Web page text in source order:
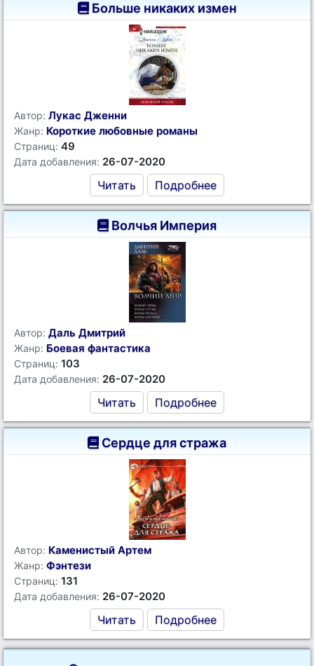
Больше никаких измен
Автор: Лукас Дженни
Жанр: Короткие любовные романы
Страниц: 49
Дата добавления: 26-07-2020
Читать Подробнее
Волчья Империя
Автор: Даль Дмитрий
Жанр: Боевая фантастика
Страниц: 103
Дата добавления: 26-07-2020
Читать Подробнее
Сердце для стража
Автор: Каменистый Артем
Жанр: Фэнтези
Страниц: 131
Дата добавления: 26-07-2020
Читать Подробнее